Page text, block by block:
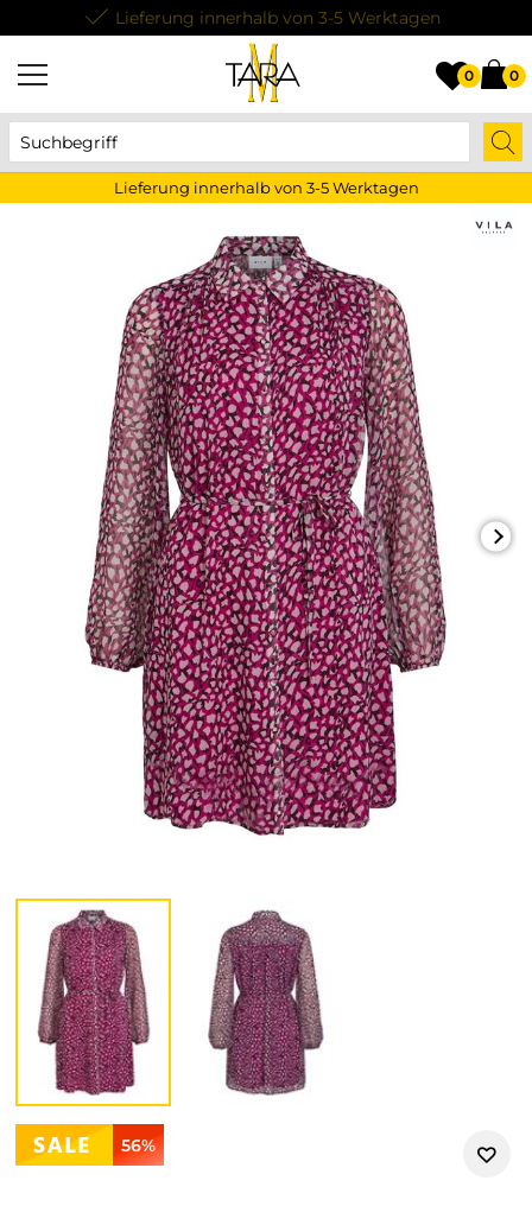
Lieferung innerhalb von 3-5 Werktagen
0 0
Lieferung innerhalb von 3-5 Werktagen
56%